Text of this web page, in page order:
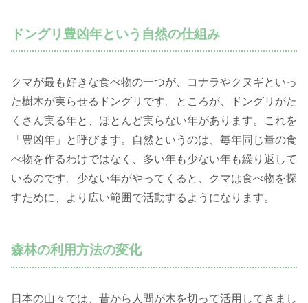
ドングリ豊凶年という自然の仕組み
クマが最も好きな食べ物の一つが、コナラやクヌギといっ
た樹木が実らせるドングリです。ところが、ドングリがた
くさん実る年と、ほとんど実らない年があります。これを
「豊凶年」と呼びます。自然というのは、毎年同じ量の食
べ物を作るわけではなく、多い年も少ない年も繰り返して
いるのです。少ない年がやってくると、クマは食べ物を探
すために、より広い範囲で活動するようになります。
森林の利用方法の変化
日本の山々では、昔から人間が木を切って活用してきまし